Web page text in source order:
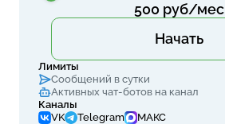
500 руб/мес
Начать
Лимиты
Сообщений в сутки
Активных чат-ботов на канал
Каналы
VK
Telegram
МАКС